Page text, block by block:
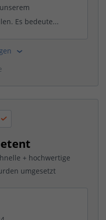
Es bedeute...
+ hochwertige
umgesetzt